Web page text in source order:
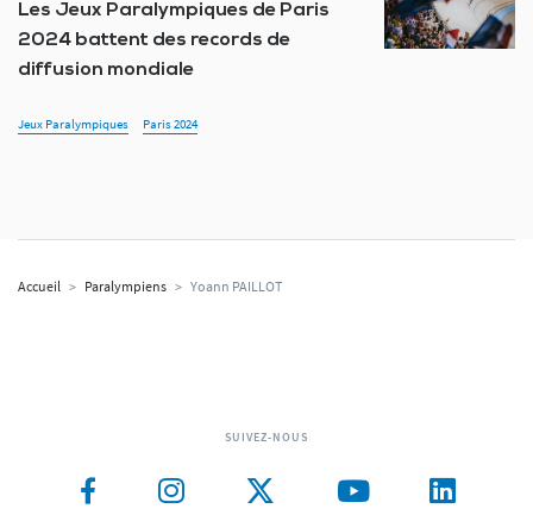
Les Jeux Paralympiques de Paris
2024 battent des records de
diffusion mondiale
Jeux Paralympiques Paris 2024
Accueil > Paralympiens > Yoann PAILLOT
SUIVEZ-NOUS